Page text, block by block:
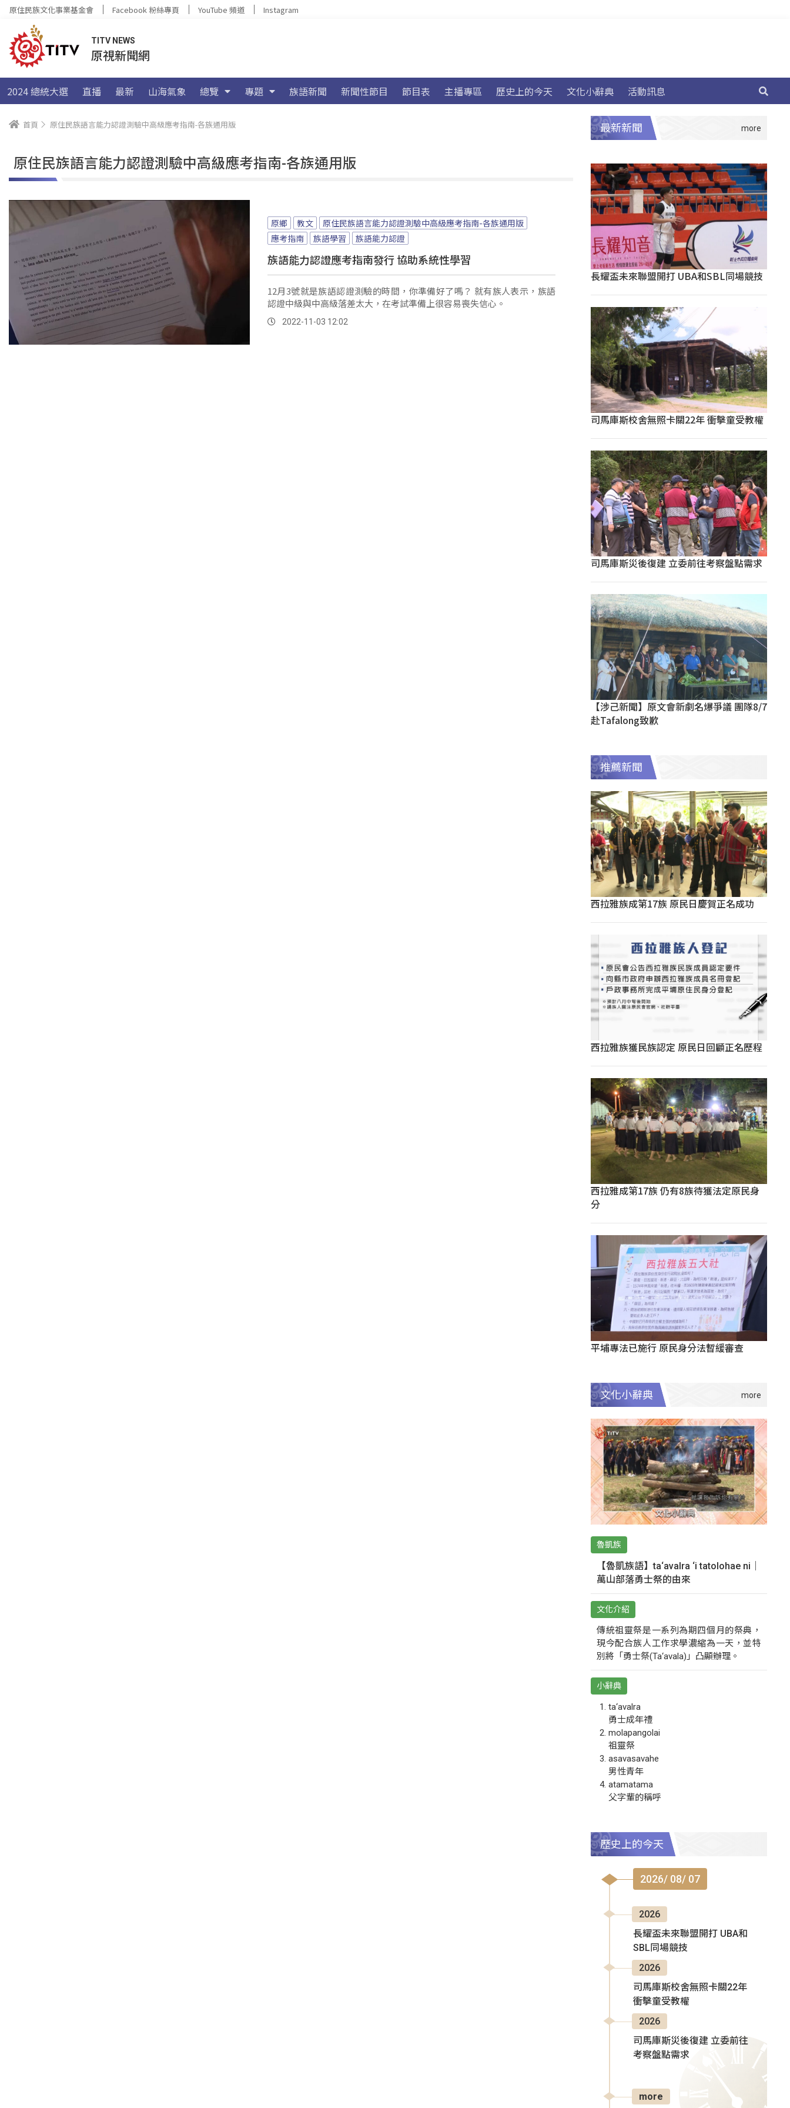
原住民族文化事業基金會 Facebook 粉絲專頁 YouTube 頻道 Instagram
TITV NEWS
原視新聞網
2024 總統大選 直播 最新 山海氣象 總覽 專題 族語新聞 新聞性節目 節目表 主播專區 歷史上的今天 文化小辭典 活動訊息
首頁 原住民族語言能力認證測驗中高級應考指南-各族通用版
原住民族語言能力認證測驗中高級應考指南-各族通用版
原鄉 教文
原住民族語言能力認證測驗中高級應考指南-各族通用版
應考指南
族語學習 族語能力認證
族語能力認證應考指南發行 協助系統性學習
12月3號就是族語認證測驗的時間，你準備好了嗎？ 就有族人表示，族語
認證中級與中高級落差太大，在考試準備上很容易喪失信心。
2022-11-03 12:02
最新新聞
長耀盃未來聯盟開打 UBA和SBL同場競技
司馬庫斯校舍無照卡關22年 衝擊童受教權
司馬庫斯災後復建 立委前往考察盤點需求
【涉己新聞】原文會新劇名爆爭議 團隊8/7
赴Tafalong致歉
推薦新聞
西拉雅族成第17族 原民日慶賀正名成功
西拉雅族獲民族認定 原民日回顧正名歷程
西拉雅成第17族 仍有8族待獲法定原民身
分
平埔專法已施行 原民身分法暫緩審查
文化小辭典
魯凱族
【魯凱族語】ta‘avalra ‘i tatolohae ni｜
萬山部落勇士祭的由來
文化介紹
傳統祖靈祭是一系列為期四個月的祭典，
現今配合族人工作求學濃縮為一天，並特
別將「勇士祭(Ta‘avala)」凸顯辦理。
小辭典
ta‘avalra
勇士成年禮
molapangolai
祖靈祭
asavasavahe
男性青年
atamatama
父字輩的稱呼
歷史上的今天
2026/ 08/ 07
2026
長耀盃未來聯盟開打 UBA和
SBL同場競技
2026
司馬庫斯校舍無照卡關22年
衝擊童受教權
2026
司馬庫斯災後復建 立委前往
考察盤點需求
more